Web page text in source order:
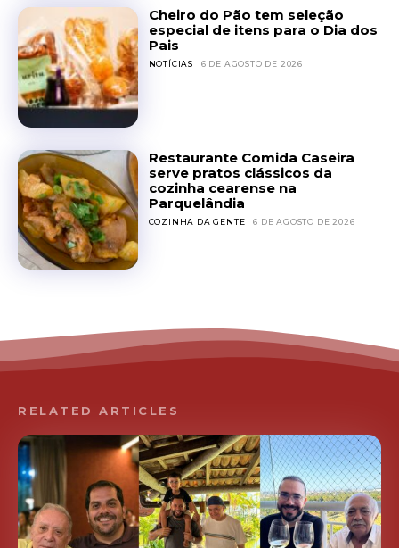
Cheiro do Pão tem seleção
especial de itens para o Dia dos
Pais
NOTÍCIAS 6 DE AGOSTO DE 2026
Restaurante Comida Caseira
serve pratos clássicos da
cozinha cearense na
Parquelândia
COZINHA DA GENTE 6 DE AGOSTO DE 2026
RELATED ARTICLES